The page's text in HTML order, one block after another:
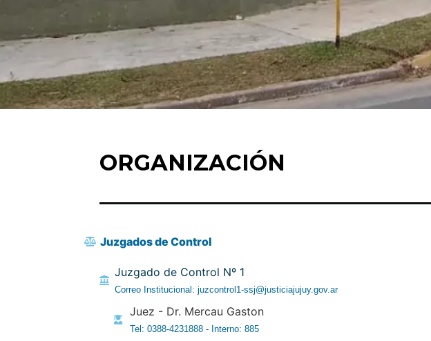
ORGANIZACIÓN
Juzgados de Control
Juzgado de Control Nº 1
Correo Institucional: juzcontrol1-ssj@justiciajujuy.gov.ar
Juez - Dr. Mercau Gaston
Tel: 0388-4231888 - Interno: 885